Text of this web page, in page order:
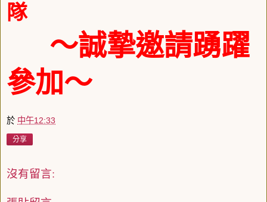
隊
～誠摯邀請踴躍
參加～
於 中午12:33
分享
沒有留言: